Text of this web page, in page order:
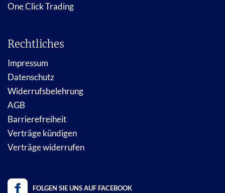
One Click Trading
Rechtliches
Impressum
Datenschutz
Widerrufsbelehrung
AGB
Barrierefreiheit
Verträge kündigen
Verträge widerrufen
FOLGEN SIE UNS AUF FACEBOOK